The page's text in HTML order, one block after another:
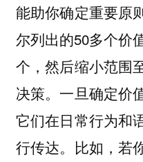
能助你确定重要原
尔列出的50多个价
个，然后缩小范围
决策。一旦确定价
它们在日常行为和
行传达。比如，若